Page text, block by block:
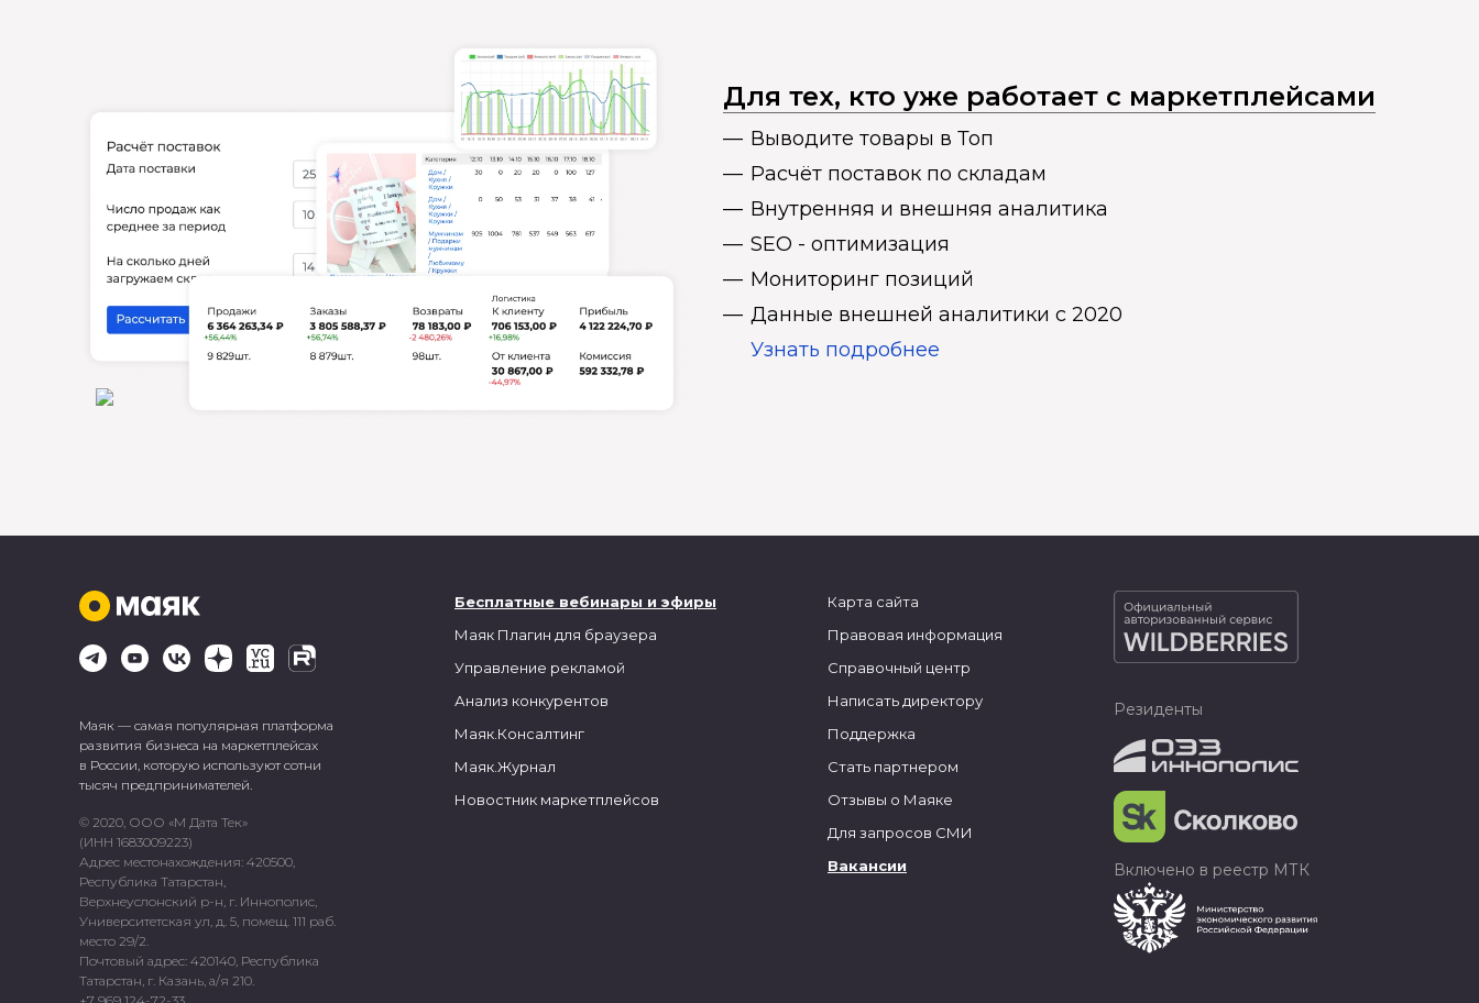
Для тех, кто уже работает с маркетплейсами
Выводите товары в Топ
Расчёт поставок по складам
Внутренняя и внешняя аналитика
SEO - оптимизация
Мониторинг позиций
Данные внешней аналитики с 2020
Узнать подробнее
Маяк — самая популярная платформа
развития бизнеса на маркетплейсах
в России, которую используют сотни
тысяч предпринимателей.
© 2020, ООО «М Дата Тек»
(ИНН 1683009223)
Адрес местонахождения: 420500,
Республика Татарстан,
Верхнеуслонский р-н, г. Иннополис,
Университетская ул, д. 5, помещ. 111 раб.
место 29/2.
Почтовый адрес: 420140, Республика
Татарстан, г. Казань, а/я 210.
Бесплатные вебинары и эфиры
Маяк Плагин для браузера
Управление рекламой
Анализ конкурентов
Маяк.Консалтинг
Маяк.Журнал
Новостник маркетплейсов
Карта сайта
Правовая информация
Справочный центр
Написать директору
Поддержка
Стать партнером
Отзывы о Маяке
Для запросов СМИ
Вакансии
Резиденты
Включено в реестр МТК